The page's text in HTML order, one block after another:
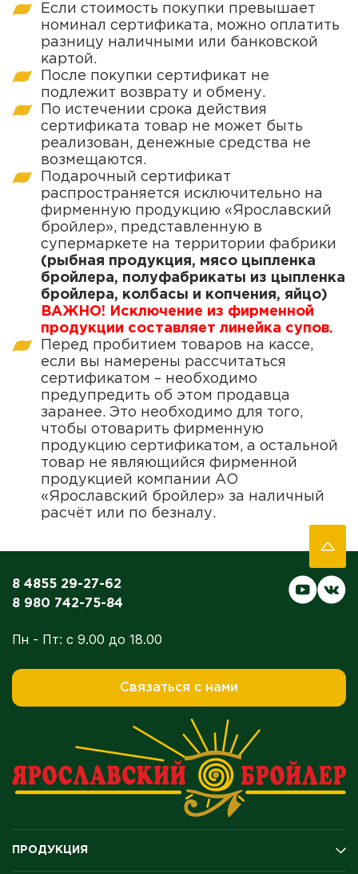
Если стоимость покупки превышает
номинал сертификата, можно оплатить
разницу наличными или банковской
картой.
После покупки сертификат не
подлежит возврату и обмену.
По истечении срока действия
сертификата товар не может быть
реализован, денежные средства не
возмещаются.
Подарочный сертификат
распространяется исключительно на
фирменную продукцию «Ярославский
бройлер», представленную в
супермаркете на территории фабрики
(рыбная продукция, мясо цыпленка
бройлера, полуфабрикаты из цыпленка
бройлера, колбасы и копчения, яйцо)
ВАЖНО! Исключение из фирменной
продукции составляет линейка супов.
Перед пробитием товаров на кассе,
если вы намерены рассчитаться
сертификатом – необходимо
предупредить об этом продавца
заранее. Это необходимо для того,
чтобы отоварить фирменную
продукцию сертификатом, а остальной
товар не являющийся фирменной
продукцией компании АО
«Ярославский бройлер» за наличный
расчёт или по безналу.
ПРОДУКЦИЯ
8 4855 29-27-62
8 980 742-75-84
Пн - Пт: с 9.00 до 18.00
Связаться с нами